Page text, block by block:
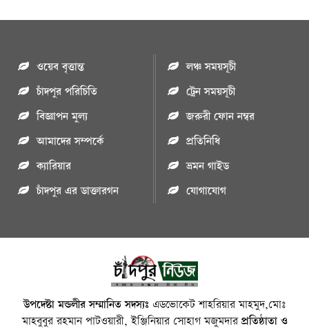
ওয়েব বৃত্তান্ত
চাঁদপুর পরিচিতি
বিজ্ঞাপন মুল্য
আমাদের সম্পর্কে
ক্যারিয়ার
চাঁদপুর এর ডাক্তারগন
লঞ্চ সময়সূচী
ট্রেন সময়সূচী
জরুরী ফোন নম্বর
প্রতিনিধি
ভ্রমন গাইড
যোগাযোগ
উপদেষ্টা মন্ডলীর সম্মানিত সদস্যঃ এডভোকেট শাহরিয়ার মাহমুদ,মোঃ
মাহবুবুর রহমান পাটওয়ারী, ইঞ্জিনিয়ার সোহাগ মজুমদারপ্রতিষ্ঠাতা ও